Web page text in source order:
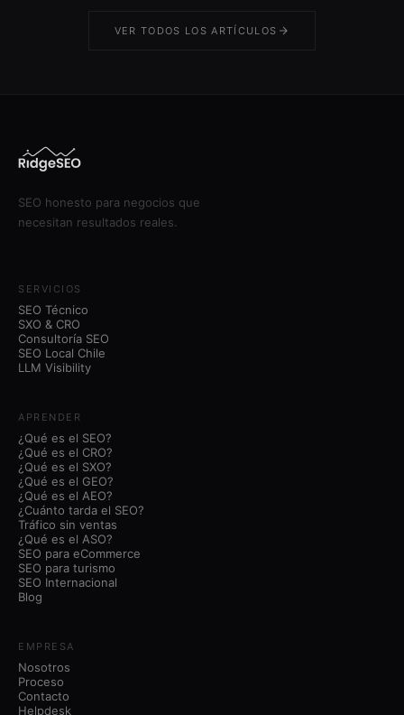
VER TODOS LOS ARTÍCULOS
SEO honesto para negocios que
necesitan resultados reales.
SERVICIOS
SEO Técnico
SXO & CRO
Consultoría SEO
SEO Local Chile
LLM Visibility
APRENDER
¿Qué es el SEO?
¿Qué es el CRO?
¿Qué es el SXO?
¿Qué es el GEO?
¿Qué es el AEO?
¿Cuánto tarda el SEO?
Tráfico sin ventas
¿Qué es el ASO?
SEO para eCommerce
SEO para turismo
SEO Internacional
Blog
EMPRESA
Nosotros
Proceso
Contacto
Helpdesk